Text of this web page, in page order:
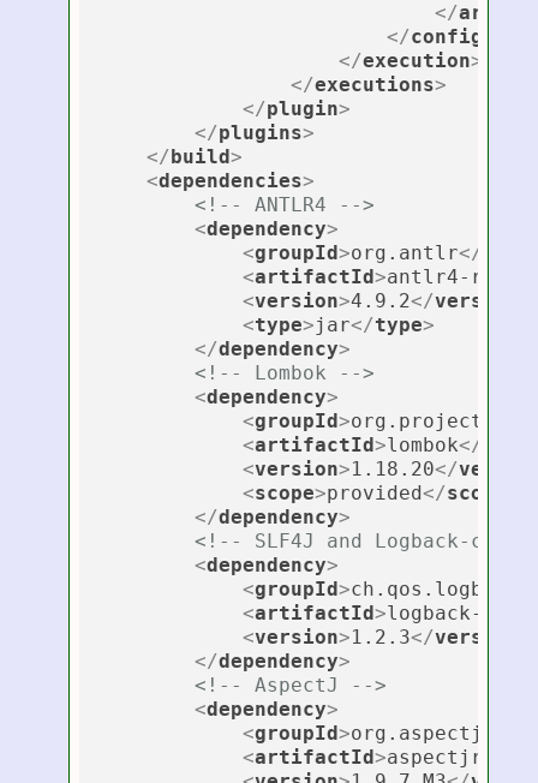
</
</
</execution>
</executions>
</plugin>
</plugins>
</ build>
<dependencies>
<!-- ANTLR4 -->
<dependency>
<groupId>org.antlr</
<artifactId>antlr4-
<version>4.9.2</version
<type>jar</type>
</dependency>
<!-- Lombok -->
<dependency>
<groupId>
<artifactId>lombok</
<version>1.18.20</
<scope>provided</scope
</dependency>
<!-- SLF4J and Logback-
<dependency>
<groupId>ch.qos.logback
<artifactId>logback-
<version>1.2.3</version
</dependency>
<!-- AspectJ -->
<dependency>
<groupId>org.aspectj
<artifactId>aspectjrt